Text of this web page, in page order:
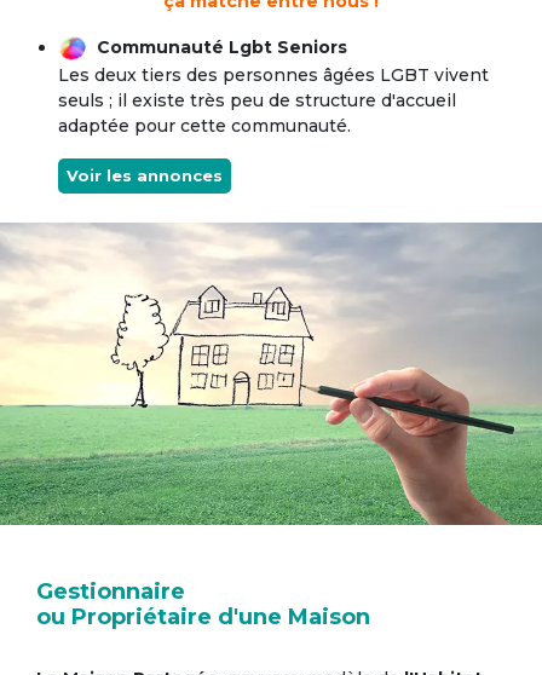
Communauté Lgbt Seniors
Les deux tiers des personnes âgées LGBT vivent
seuls ; il existe très peu de structure d'accueil
adaptée pour cette communauté.
Voir les annonces
Gestionnaire
ou Propriétaire d'une Maison